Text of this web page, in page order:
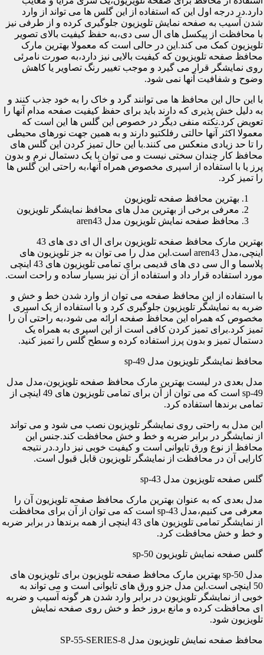
دارد.در درجه اول این که استفاده از این گلس ها می تواند از وارد
شدن آسیب به صفحه نمایش تلویزیون جلوگیری کرده و از طرفی نیز
با محافظت از پیکسل های ال سی دی،به حفظ کیفیت بالای تصویر
تلویزیون کمک می کند.این در حالی است که معمولا بهترین مارک
محافظ صفحه تلویزیون که کیفیت بالایی نیز دارد،به صورت نامرئی
روی نمایشگر قرار می گیرد و موجب تغییر رنگ تصاویر یا کاهش
وضوح و شفافیت آنها نمی شود.
با این حال این محافظ ها می توانند گرد و خاک را به خود جذب کنند و
به دلیل خش پذیری که دارند باید برای حفظ کیفیت صفحه مدام آنها را
تعویض کرد.نکته منفی دیگر در خصوص این گلس ها این است که
معمولا اکثر آنها حالتی رفلکتیو دارند و به همین جهت نورهای محیطی
را تا حد زیادی منعکس می کنند.با این حال تمیز کردن این گلس های
محافظ کار چندان سختی نیست و می توان با یک دستمال نرم و بدون
پرز یا با استفاده از اسپری مخصوص همراه آنها،به راحتی این گلس ها
را تمیز کرد.
بهترین محافظ صفحه تلویزیون
معرفی برخی از بهترین مدل های محافظ نمایشگر تلویزیون
محافظ صفحه نمایش تلویزیون مدل aren43
بهترین مارک محافظ صفحه تلویزیون برای ال ای دی های 43
اینچی،مدل aren43 است.این مدل را می توان به جز تلویزیون های
پلاسما و ال سی دی های قدیمی برای تمامی تلویزیون های 43 اینچی
مورد استفاده قرار داد و استفاده از آن نیز بسیار ساده و راحت است.
با استفاده از این محافظ صفحه می توان از وارد شدن خط و خش و
ضربه به نمایشگر تلویزیون جلوگیری کرد و با استفاده از یک اسپری
مخصوص که همراه این محافظ صفحه ارائه می شود،به راحتی آن را
تمیز کرد.برای تمیز کردن کافی است از این اسپری به همراه یک
دستمال تمیز و بدون پرز استفاده کرده و سطح گلس را تمیز کنید.
محافظ نمایشگر تلویزیون مدل sp-49
مدل بعدی در لیست بهترین مارک محافظ صفحه تلویزیون،مدل مدل
sp-49 است که می توان از آن برای تمامی تلویزیون های 49 اینچی از
تمامی برندها استفاده کرد.
این مدل به راحتی روی نمایشگر تلویزیون نصب می شود و می تواند
از نمایشگر در برابر ضربه و خط و خش محافظت کند.جنس این
محافظ از نوع ورق تایوانی است و کیفیت خوبی نیز دارد.در نتیجه
کارایی آن در محافظت از نمایشگر تلویزیون قابل قبول است.
گلس صفحه تلویزیون مدل sp-43
مدل بعدی که به عنوان بهترین مارک محافظ صفحه تلویزیون آن را
معرفی می کنیم،مدل sp-43 است که می توان از آن برای محافظت
از نمایشگر تمامی تلویزیون های 43 اینچی از همه برندها در برابر ضربه
و خط و خش محافظت کرد.
گلس صفحه نمایش تلویزیون sp-50
مدل sp-50 بهترین مارک محافظ صفحه تلویزیون برای تلویزیون های
50 اینچی است.این مدل جزو ورق های تایوانی است و می تواند به
خوبی از نمایشگر تلویزیون در برابر وارد شدن هر گونه آسیب و ضربه
ای محافظت کرده و مانع بروز خط و خش روی صفحه نمایش
تلویزیون شود.
محافظ صفحه نمایش تلویزیون مدل SP-55-SERIES-8